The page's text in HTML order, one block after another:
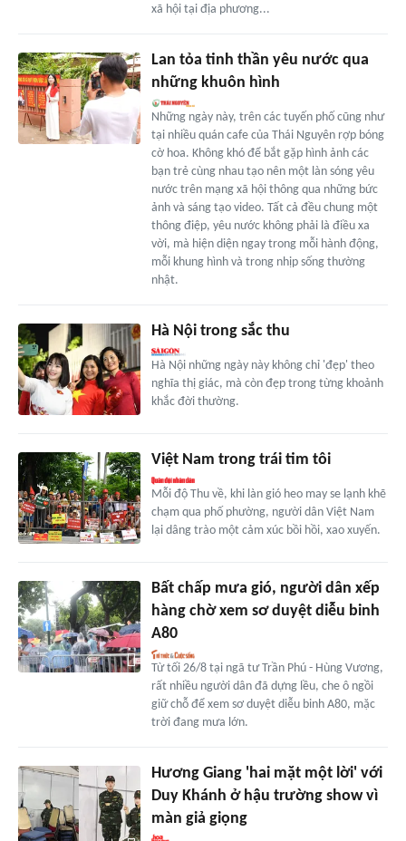
xã hội tại địa phương...
Lan tỏa tinh thần yêu nước qua
những khuôn hình
Những ngày này, trên các tuyến phố cũng như
tại nhiều quán cafe của Thái Nguyên rợp bóng
cờ hoa. Không khó để bắt gặp hình ảnh các
bạn trẻ cùng nhau tạo nên một làn sóng yêu
nước trên mạng xã hội thông qua những bức
ảnh và sáng tạo video. Tất cả đều chung một
thông điệp, yêu nước không phải là điều xa
vời, mà hiện diện ngay trong mỗi hành động,
mỗi khung hình và trong nhịp sống thường
nhật.
Hà Nội trong sắc thu
Hà Nội những ngày này không chỉ 'đẹp' theo
nghĩa thị giác, mà còn đẹp trong từng khoảnh
khắc đời thường.
Việt Nam trong trái tim tôi
Mỗi độ Thu về, khi làn gió heo may se lạnh khẽ
chạm qua phố phường, người dân Việt Nam
lại dâng trào một cảm xúc bồi hồi, xao xuyến.
Bất chấp mưa gió, người dân xếp
hàng chờ xem sơ duyệt diễu binh
A80
Từ tối 26/8 tại ngã tư Trần Phú - Hùng Vương,
rất nhiều người dân đã dựng lều, che ô ngồi
giữ chỗ để xem sơ duyệt diễu binh A80, mặc
trời đang mưa lớn.
Hương Giang 'hai mặt một lời' với
Duy Khánh ở hậu trường show vì
màn giả giọng